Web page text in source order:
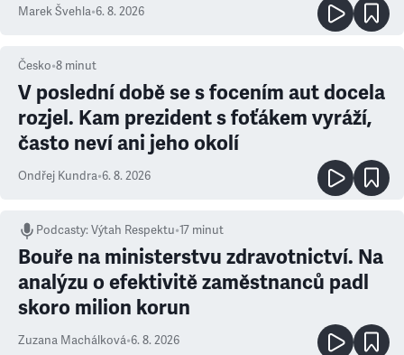
Marek Švehla•6. 8. 2026
Česko•8 minut
V poslední době se s focením aut docela
rozjel. Kam prezident s foťákem vyráží,
často neví ani jeho okolí
Ondřej Kundra•6. 8. 2026
Podcasty:Výtah Respektu•17 minut
Bouře na ministerstvu zdravotnictví. Na
analýzu o efektivitě zaměstnanců padl
skoro milion korun
Zuzana Machálková•6. 8. 2026